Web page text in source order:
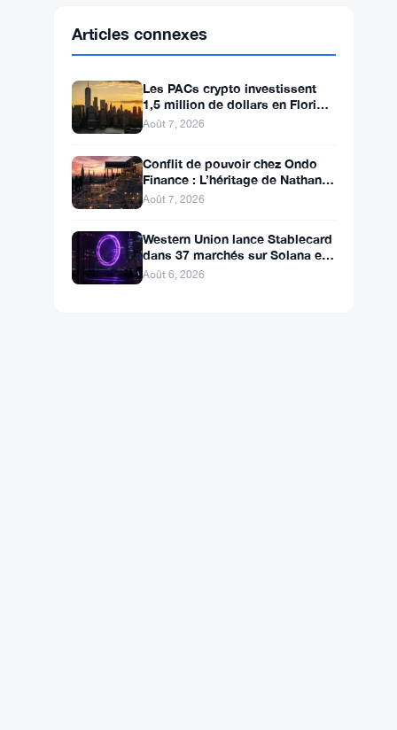
SolanaSOL $72.9104 ▼ -1.36%
XRPXRP $1.0250
Les PACs crypto investissent